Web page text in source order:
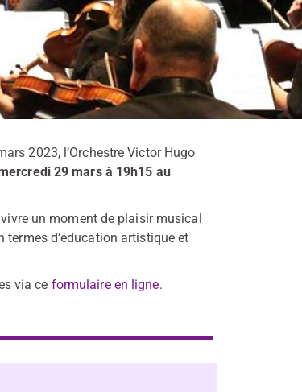
2023, l’Orchestre Victor Hugo
29 mars à 19h15 au
un moment de plaisir musical
termes d’éducation artistique et
via ce formulaire en ligne.